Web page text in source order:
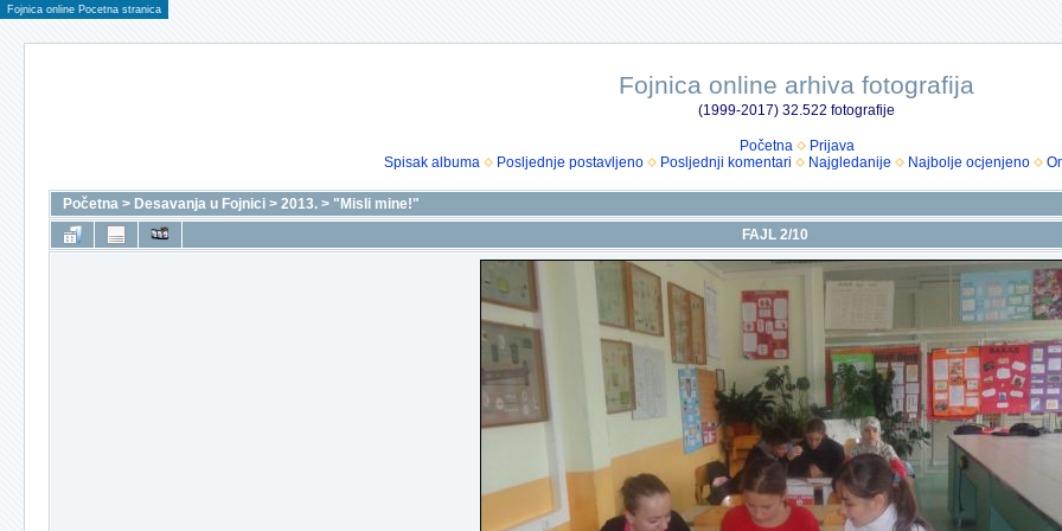
Fojnica online Pocetna stranica
Fojnica online arhiva fotografija
(1999-2017) 32.522 fotografije
Početna
Prijava
Spisak albuma
Posljednje postavljeno Posljednji komentari Najgledanije Najbolje ocjenjeno
Početna > Desavanja u Fojnici > 2013. > "Misli mine!"
FAJL 2/10